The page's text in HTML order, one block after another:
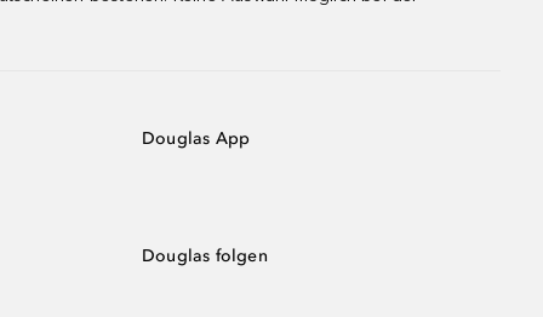
Douglas App
Douglas folgen